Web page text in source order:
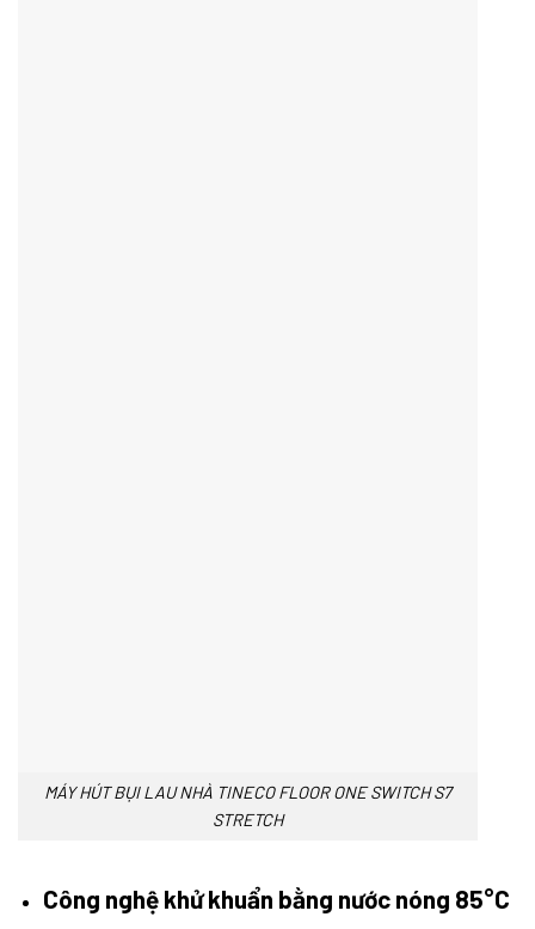
MÁY HÚT BỤI LAU NHÀ TINECO FLOOR ONE SWITCH S7
STRETCH
Công nghệ khử khuẩn bằng nước nóng 85°C